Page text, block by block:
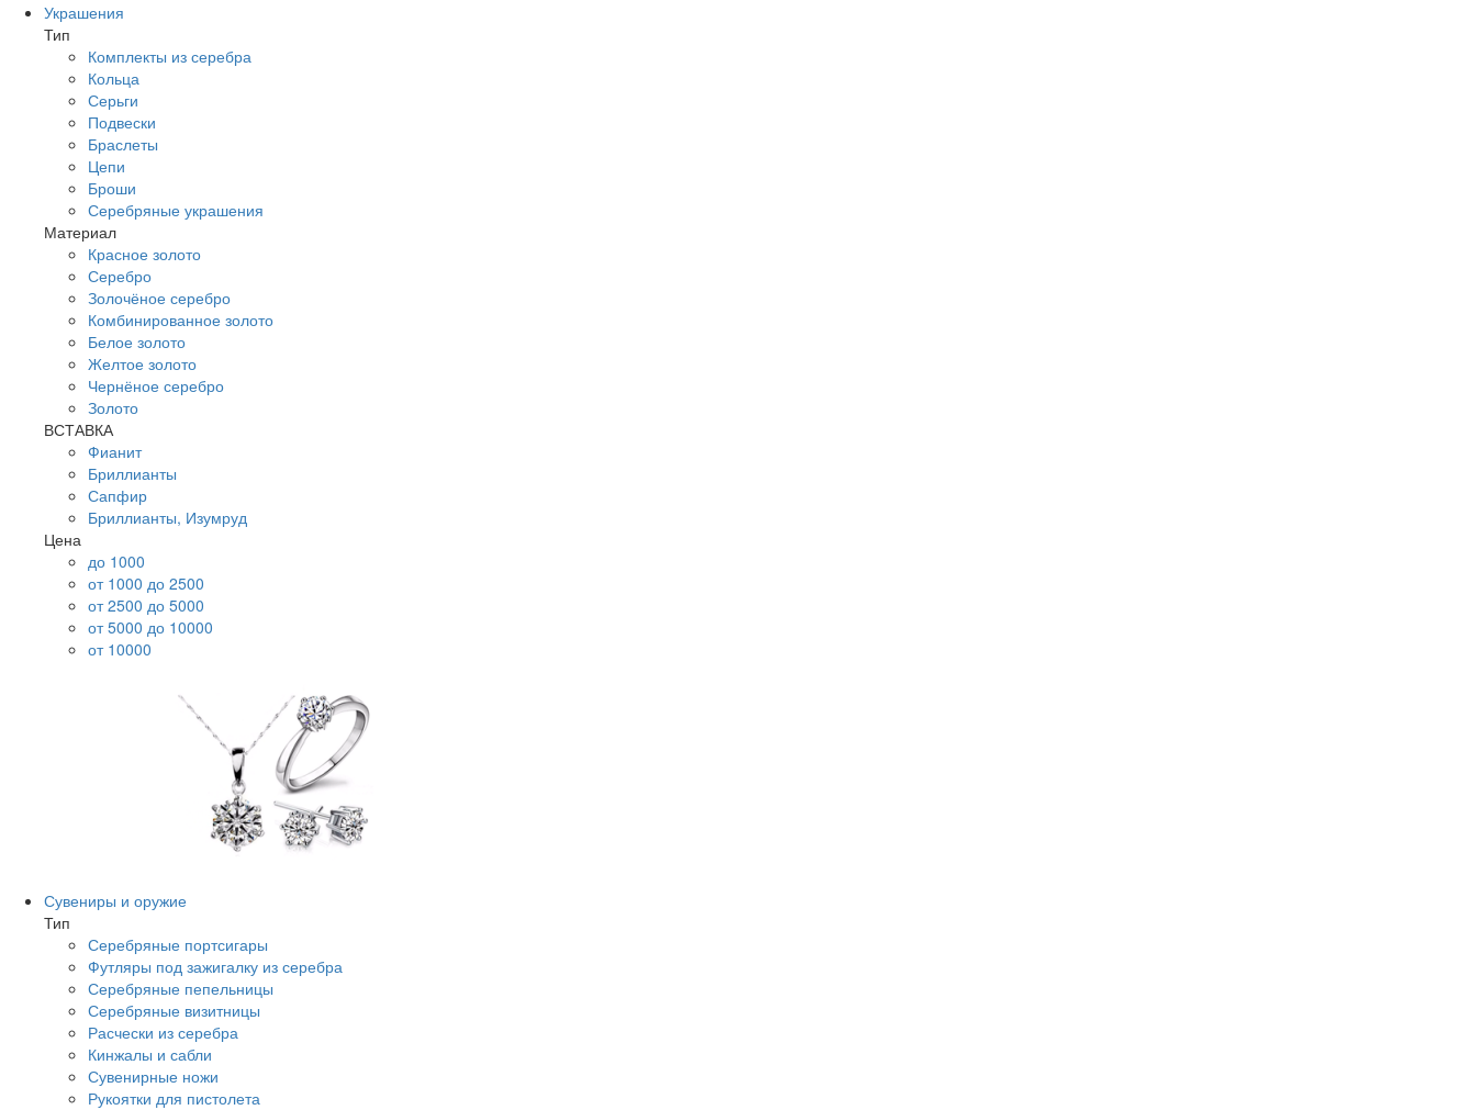
Украшения
Тип
Комплекты из серебра
Кольца
Серьги
Подвески
Браслеты
Цепи
Броши
Серебряные украшения
Материал
Красное золото
Серебро
Золочёное серебро
Комбинированное золото
Белое золото
Желтое золото
Чернёное серебро
Золото
ВСТАВКА
Фианит
Бриллианты
Сапфир
Бриллианты, Изумруд
Цена
до 1000
от 1000 до 2500
от 2500 до 5000
от 5000 до 10000
от 10000
Сувениры и оружие
Тип
Серебряные портсигары
Футляры под зажигалку из серебра
Серебряные пепельницы
Серебряные визитницы
Расчески из серебра
Кинжалы и сабли
Сувенирные ножи
Рукоятки для пистолета